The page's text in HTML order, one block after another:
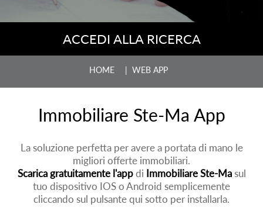
ACCEDI ALLA RICERCA
HOME | WEB APP
Immobiliare Ste-Ma App
La soluzione perfetta per avere a portata di mano le
migliori offerte immobiliari.
Scarica gratuitamente l'appdi Immobiliare Ste-Masul
tuo dispositivo IOS o Android semplicemente
cliccando sul pulsante qui sotto per installarla.